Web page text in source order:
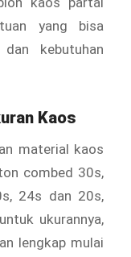
yang bisa
kebutuhan
Kaos
material kaos
combed 30s,
24s dan 20s,
ukurannya,
lengkap mulai